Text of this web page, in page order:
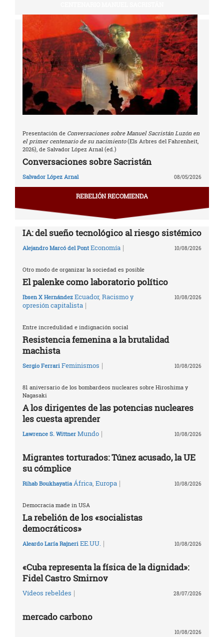
Presentación de Conversaciones sobre Manuel Sacristán Luzón en
el primer centenario de su nacimiento(Els Arbres del Fahrenheit,
2026), de Salvador López Arnal (ed.)
Conversaciones sobre Sacristán
Salvador López Arnal 08/05/2026
REBELIÓN RECOMIENDA
IA: del sueño tecnológico al riesgo sistémico
Alejandro Marcó del Pont Economía | 10/08/2026
Otro modo de organizar la sociedad es posible
El palenke como laboratorio político
Ibsen X Hernández Ecuador, Racismo y
opresión capitalista |
10/08/2026
Entre incredulidad e indignación social
Resistencia femenina a la brutalidad
machista
Sergio Ferrari Feminismos | 10/08/2026
81 aniversario de los bombardeos nucleares sobre Hiroshima y
Nagasaki
A los dirigentes de las potencias nucleares
les cuesta aprender
Lawrence S. Wittner Mundo | 10/08/2026
Migrantes torturados: Túnez acusado, la UE
su cómplice
Rihab Boukhayatia África Europa | 10/08/2026
Democracia made in USA
La rebelión de los «socialistas
democráticos»
Aleardo Laría Rajneri EE.UU. | 10/08/2026
«Cuba representa la física de la dignidad»:
Fidel Castro Smirnov
Vídeos rebeldes | 28/07/2026
mercado carbono
10/08/2026